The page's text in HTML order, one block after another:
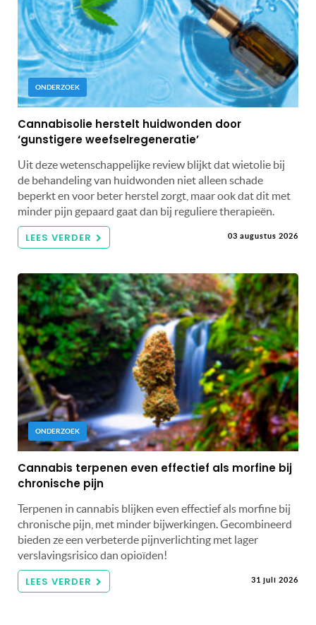
ONDERZOEK
Cannabisolie herstelt huidwonden door
‘gunstigere weefselregeneratie’
Uit deze wetenschappelijke review blijkt dat wietolie bij
de behandeling van huidwonden niet alleen schade
beperkt en voor beter herstel zorgt, maar ook dat dit met
minder pijn gepaard gaat dan bij reguliere therapieën.
LEES VERDER 03 augustus 2026
ONDERZOEK
Cannabis terpenen even effectief als morfine bij
chronische pijn
Terpenen in cannabis blijken even effectief als morfine bij
chronische pijn, met minder bijwerkingen. Gecombineerd
bieden ze een verbeterde pijnverlichting met lager
verslavingsrisico dan opioïden!
LEES VERDER 31 juli 2026